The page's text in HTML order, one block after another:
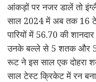
आंकड़ों पर नजर डालें तो
साल 2024 में अब तक 16
पारियों में 56.70 की
उनके बल्ले से 5 शतक और
रूट ने इस साल एक दोहरा
साल टेस्ट क्रिकेट में रन